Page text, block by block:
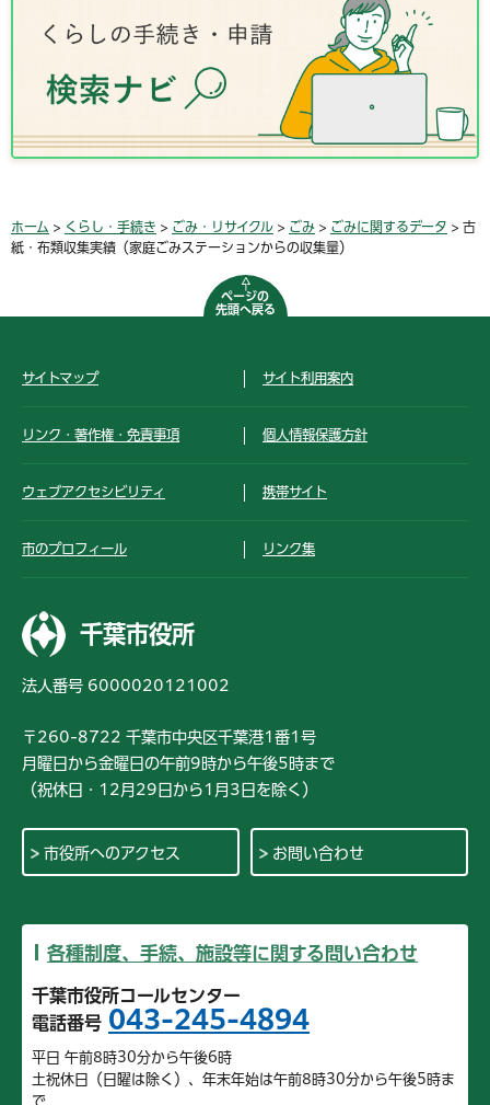
ホーム > くらし・手続き > ごみ・リサイクル > ごみ > ごみに関するデータ > 古
紙・布類収集実績（家庭ごみステーションからの収集量）
ページの
先頭へ戻る
サイトマップ サイト利用案内
リンク・著作権・免責事項 個人情報保護方針
ウェブアクセシビリティ 携帯サイト
市のプロフィール リンク集
千葉市役所
法人番号 6000020121002
〒260-8722 千葉市中央区千葉港1番1号
月曜日から金曜日の午前9時から午後5時まで
（祝休日・12月29日から1月3日を除く）
市役所へのアクセス お問い合わせ
各種制度、手続、施設等に関する問い合わせ
千葉市役所コールセンター
電話番号 043-245-4894
平日 午前8時30分から午後6時
土祝休日（日曜は除く）、年末年始は午前8時30分から午後5時ま
で